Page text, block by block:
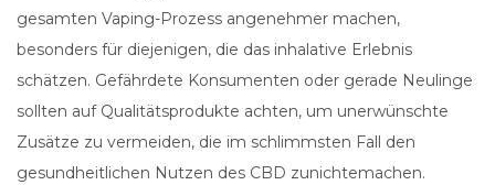
gesamten Vaping-Prozess angenehmer machen,
besonders für diejenigen, die das inhalative Erlebnis
schätzen. Gefährdete Konsumenten oder gerade Neulinge
sollten auf Qualitätsprodukte achten, um unerwünschte
Zusätze zu vermeiden, die im schlimmsten Fall den
gesundheitlichen Nutzen des CBD zunichtemachen.